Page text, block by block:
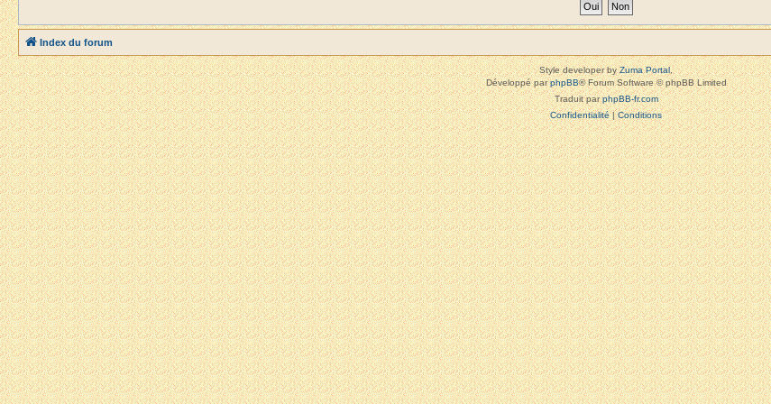
Index du forum
Style developer byZuma Portal,
Développé parphpBB® Forum Software © phpBB Limited
Traduit parphpBB-fr.com
Confidentialité|Conditions